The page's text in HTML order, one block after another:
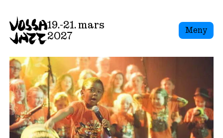
to
content
19.-21. mars
2027
Meny